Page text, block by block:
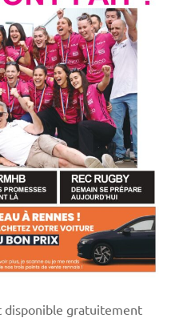
disponible gratuitement